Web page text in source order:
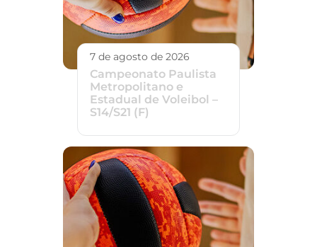
7 de agosto de 2026
Campeonato Paulista
Metropolitano e
Estadual de Voleibol –
S14/S21 (F)